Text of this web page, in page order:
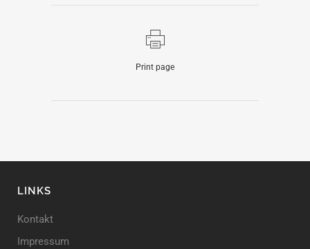
Print page
LINKS
Kontakt
Impressum